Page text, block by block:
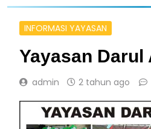
INFORMASI YAYASAN
Yayasan Darul
admin 2 tahun ago